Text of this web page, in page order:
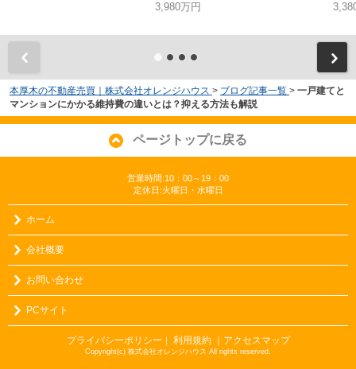
3,980万円
本厚木の不動産売買｜株式会社オレンジハウス > ブログ記事一覧 > 一戸建てと
マンションにかかる維持費の違いとは？抑える方法も解説
ページトップに戻る
営業時間:10：00～19：00
定休日:火曜日・水曜日
ホーム
会社概要
お問い合わせ
PCサイト
プライバシーポリシー ｜ 利用規約 ｜アクセスマップ
Copyright(c) 株式会社オレンジハウス All rights reserved.